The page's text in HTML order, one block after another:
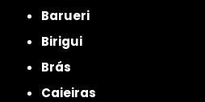
Barueri
Birigui
Brás
Caieiras